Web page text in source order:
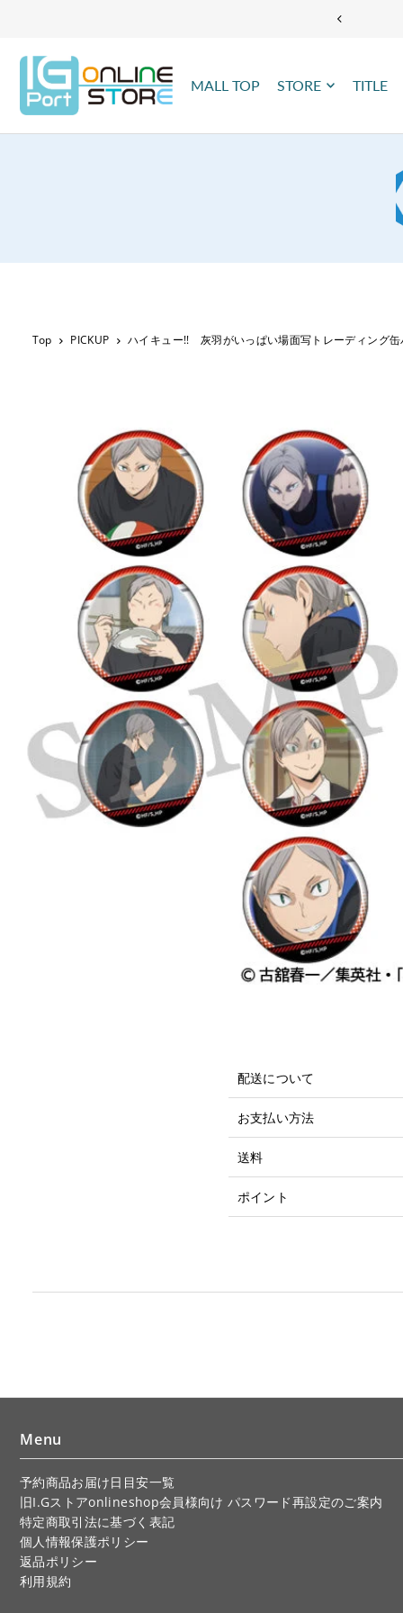
TRANSLATION MISSING: JA.ACCESSIBILITY.SKIP_TO_TEXT
MALL TOP STORE TITLE
Top PICKUP ハイキュー!! 灰羽がいっぱい場面写トレーディング缶
配送について
お支払い方法
送料
ポイント
Menu
予約商品お届け日目安一覧
旧I.Gストアonlineshop会員様向け パスワード再設定のご案内
特定商取引法に基づく表記
個人情報保護ポリシー
返品ポリシー
利用規約